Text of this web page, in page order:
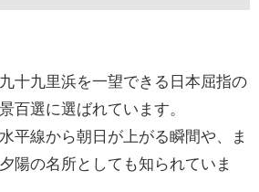
十九里浜を一望できる日本屈指の
百選に選ばれています。
平線から朝日が上がる瞬間や、ま
陽の名所としても知られていま